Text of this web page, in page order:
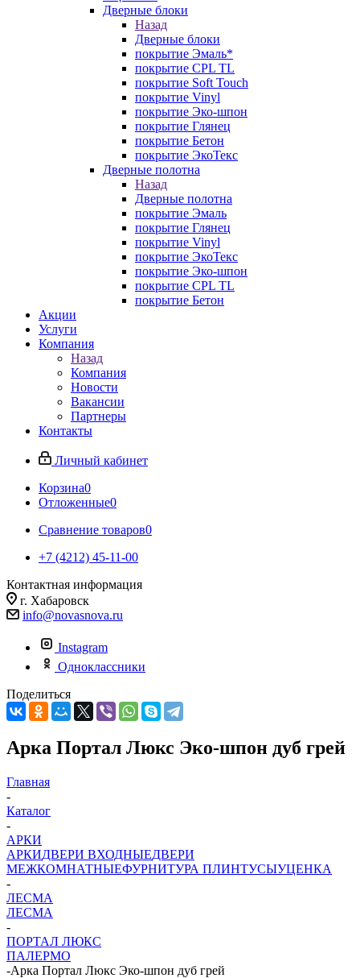
Дверные блоки
Назад
Дверные блоки
покрытие Эмаль*
покрытие CPL TL
покрытие Soft Touch
покрытие Vinyl
покрытие Эко-шпон
покрытие Глянец
покрытие Бетон
покрытие ЭкоТекс
Дверные полотна
Назад
Дверные полотна
покрытие Эмаль
покрытие Глянец
покрытие Vinyl
покрытие ЭкоТекс
покрытие Эко-шпон
покрытие CPL TL
покрытие Бетон
Акции
Услуги
Компания
Назад
Компания
Новости
Вакансии
Партнеры
Контакты
Личный кабинет
Корзина0
Отложенные0
Сравнение товаров0
+7 (4212) 45-11-00
Контактная информация
г. Хабаровск
info@novasnova.ru
Instagram
Одноклассники
Поделиться
Арка Портал Люкс Эко-шпон дуб грей
Главная
-
Каталог
-
АРКИ
АРКИДВЕРИ ВХОДНЫЕДВЕРИ
МЕЖКОМНАТНЫЕФУРНИТУРА ПЛИНТУСЫУЦЕНКА
-
ЛЕСМА
ЛЕСМА
-
ПОРТАЛ ЛЮКС
ПАЛЕРМО
-Арка Портал Люкс Эко-шпон дуб грей